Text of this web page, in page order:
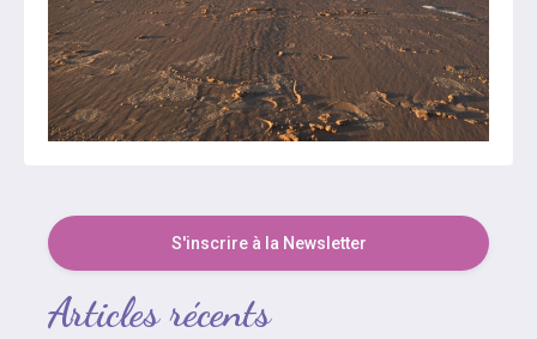
S'inscrire à la Newsletter
Articles récents